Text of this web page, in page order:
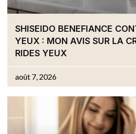
SHISEIDO BENEFIANCE
YEUX : MON AVIS SUR LA
RIDES YEUX
août 7, 2026